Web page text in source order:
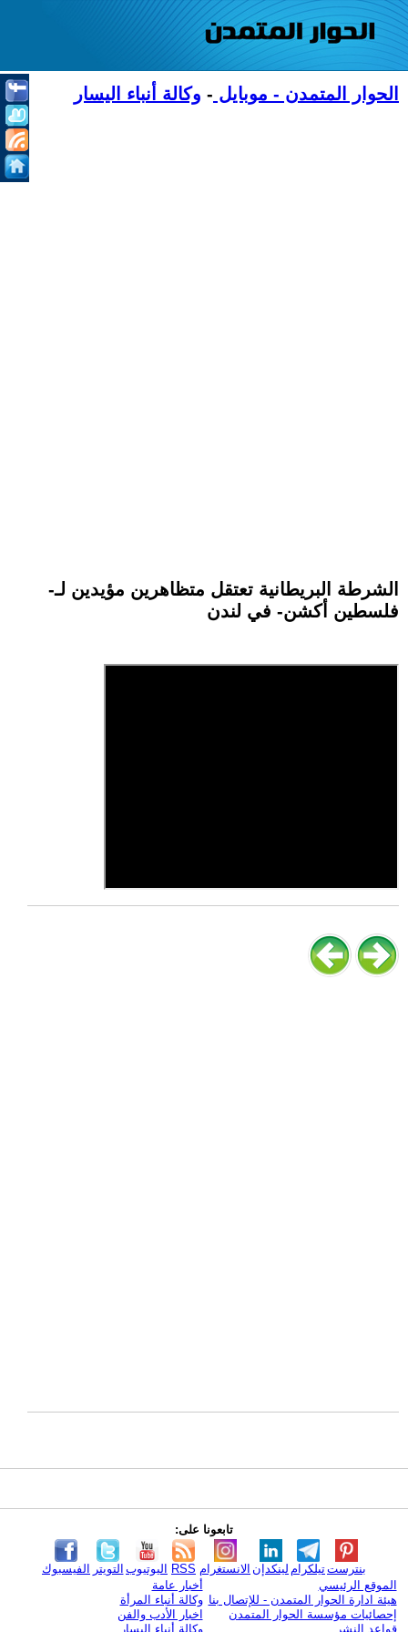
الحوار المتمدن - موبايل - وكالة أنباء اليسار
الشرطة البريطانية تعتقل متظاهرين مؤيدين لـ-
فلسطين أكشن- في لندن
تابعونا على:
الفيسبوك التويتر اليوتيوب RSS الانستغرام لينكدإن تيلكرامبنترست
الموقع الرئيسي
هيئة ادارة الحوار المتمدن - للإتصال بنا
إحصائيات مؤسسة الحوار المتمدن
قواعد النشر
أخبار عامة
وكالة أنباء المرأة
اخبار الأدب والفن
وكالة أنباء اليسار